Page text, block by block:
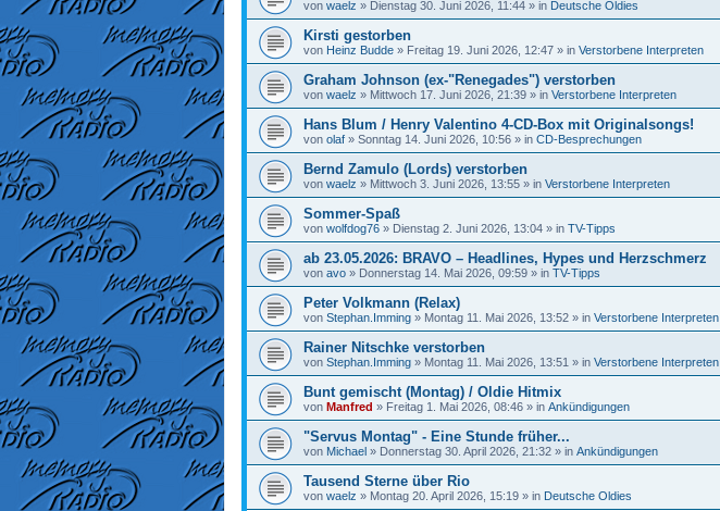
von waelz » Dienstag 30. Juni 2026, 11:44 » in Deutsche Oldies
Kirsti gestorben
von Heinz Budde » Freitag 19. Juni 2026, 12:47 » in Verstorbene Interpreten
Graham Johnson (ex-"Renegades") verstorben
von waelz » Mittwoch 17. Juni 2026, 21:39 » in Verstorbene Interpreten
Hans Blum / Henry Valentino 4-CD-Box mit Originalsongs!
von olaf » Sonntag 14. Juni 2026, 10:56 » in CD-Besprechungen
Bernd Zamulo (Lords) verstorben
von waelz » Mittwoch 3. Juni 2026, 13:55 » in Verstorbene Interpreten
Sommer-Spaß
von wolfdog76 » Dienstag 2. Juni 2026, 13:04 » in TV-Tipps
ab 23.05.2026: BRAVO – Headlines, Hypes und Herzschmerz
von avo » Donnerstag 14. Mai 2026, 09:59 » in TV-Tipps
Peter Volkmann (Relax)
von Stephan.Imming » Montag 11. Mai 2026, 13:52 » in Verstorbene Interpreten
Rainer Nitschke verstorben
von Stephan.Imming » Montag 11. Mai 2026, 13:51 » in Verstorbene Interpreten
Bunt gemischt (Montag) / Oldie Hitmix
von Manfred » Freitag 1. Mai 2026, 08:46 » in Ankündigungen
"Servus Montag" - Eine Stunde früher...
von Michael » Donnerstag 30. April 2026, 21:32 » in Ankündigungen
Tausend Sterne über Rio
von waelz » Montag 20. April 2026, 15:19 » in Deutsche Oldies